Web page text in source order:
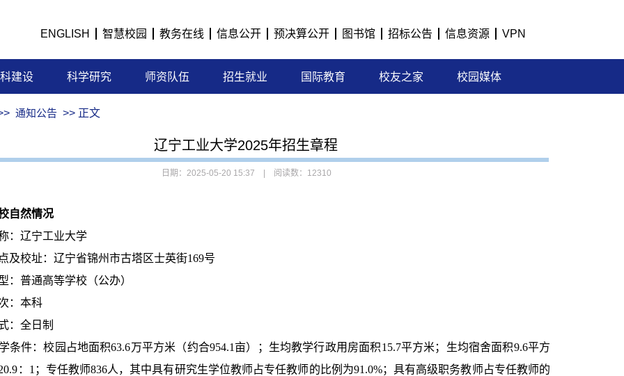
ENGLISH 智慧校园 教务在线 信息公开 预决算公开 图书馆 招标公告 信息资源 VPN
建设 科学研究 师资队伍 招生就业 国际教育 校友之家 校园媒体
通知公告 >> 正文
辽宁工业大学2025年招生章程
日期：2025-05-20 15:37 | 阅读数： 12310
自然情况
：辽宁工业大学
及校址：辽宁省锦州市古塔区士英街169号
：普通高等学校（公办）
：本科
：全日制
条件：校园占地面积63.6万平方米（约合954.1亩）；生均教学行政用房面积15.7平方米；生均宿舍面积9.6平方
：1；专任教师836人，其中具有研究生学位教师占专任教师的比例为91.0%；具有高级职务教师占专任教师的